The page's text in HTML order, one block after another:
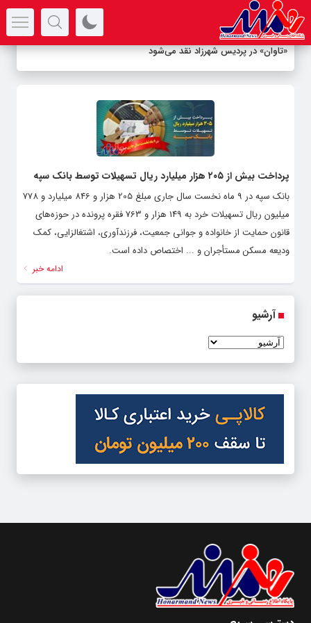
«تاوان» در پردیس شهرزاد نقد می‌شود
پرداخت بیش از ۲۰۵ هزار میلیارد ریال تسهیلات توسط بانک سپه
بانک سپه در 9 ‌ماه نخست سال جاری مبلغ 205 هزار و 846 میلیارد و 778
میلیون ریال تسهیلات خرد به 149 هزار و 763 فقره پرونده در حوزه‌های
قانون حمایت از خانواده و جوانی جمعیت، فرزندآوری، اشتغالزایی، کمک
ودیعه مسکن مستأجران و ... اختصاص داده است.
ادامه خبر
آرشیو